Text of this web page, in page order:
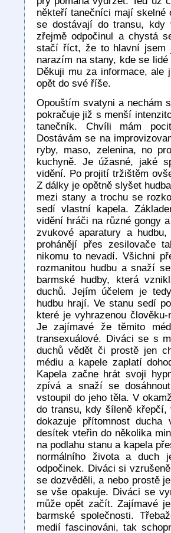
někteří tanečníci mají skelné
se dostávají do transu,
zřejmě odpočinul a chystá
stačí říct, že to hlavní jsem
narazím na stany, kde se
Děkuji mu za informace, ale
opět do své říše.
Opouštím svatyni a nechám
pokračuje již s menší
tanečník. Chvíli mám
Dostávám se na
ryby, maso, zelenina, no
kuchyně. Je úžasné, jaké
vidění. Po projití tržištěm
Z dálky je opětně slyšet
mezi stany a trochu se
sedí vlastní kapela.
vidění hráči na různé gongy
zvukové aparatury a
prohánějí přes zesilovače
nikomu to nevadí. Všichni
rozmanitou hudbu a snaží
barmské hudby, která
duchů. Jejím účelem je
hudbu hrají. Ve stanu sedí
které je vyhrazenou
Je zajímavé že těmito
transexuálové. Diváci se s
duchů vědět či prostě jen
médiu a kapele zaplatí
Kapela začne hrát svoji
zpívá a snaží se
vstoupil do jeho těla. V
do transu, kdy šíleně křepčí,
dokazuje přítomnost
desítek vteřin do několika
na podlahu stanu a kapela
normálního života a duch
odpočinek. Diváci si
se dozvěděli, a nebo prostě
se vše opakuje. Diváci se
může opět začít. Zajímavé
barmské společnosti.
medií fascinováni, tak